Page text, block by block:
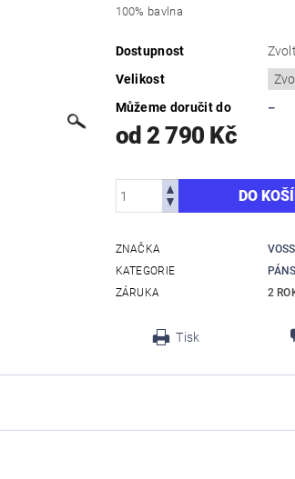
100% bavlna
Dostupnost
Velikost
Můžeme doručit do
–
od 2 790 Kč
ZNAČKA
KATEGORIE
ZÁRUKA
2
Tisk